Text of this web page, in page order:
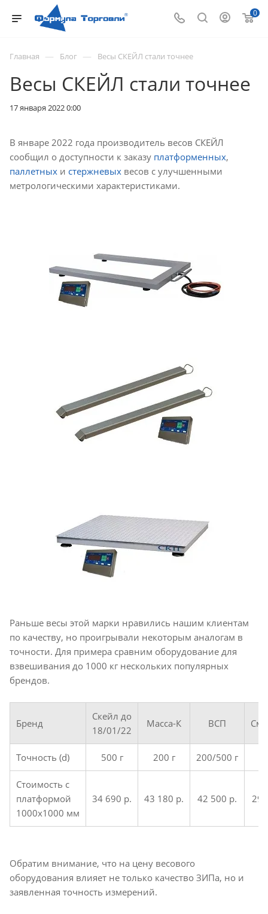
0
Главная — Блог — Весы СКЕЙЛ стали точнее
Весы СКЕЙЛ стали точнее
17 января 2022 0:00
В январе 2022 года производитель весов СКЕЙЛ
сообщил о доступности к заказу платформенных,
паллетных и стержневых весов с улучшенными
метрологическими характеристиками.
Раньше весы этой марки нравились нашим клиентам
по качеству, но проигрывали некоторым аналогам в
точности. Для примера сравним оборудование для
взвешивания до 1000 кг нескольких популярных
брендов.
Бренд
Скейл до
18/01/22
Масса-К ВСП
Точность (d) 500 г 200 г 200/500 г
Стоимость с
платформой
1000х1000 мм
34 690 р. 43 180 р. 42 500 р. 29
Обратим внимание, что на цену весового
оборудования влияет не только качество ЗИПа, но и
заявленная точность измерений.